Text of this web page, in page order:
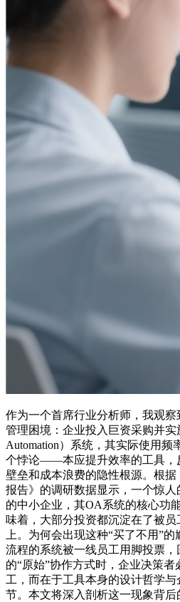
作为一个首席行业分析师，我观
管理困境：企业投入巨资采购并实
Automation）系统，其实际使用频
个悖论——本应提升效率的工具，
壁垒和成本浪费的隐性根源。根据
报告》的调研数据显示，一个惊
的中小企业，其OA系统的核心功
味着，大部分投资都沉淀在了被
上。为何会出现这种“买了不用”
流程的系统被一线员工用脚投票，
的“原始”协作方式时，企业决策
工，而在于工具本身的设计哲学
节。本文将深入剖析这一现象背